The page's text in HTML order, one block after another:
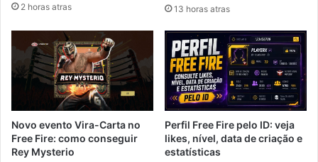
2 horas atras 13 horas atras
Novo evento Vira-Carta no
Free Fire: como conseguir
Rey Mysterio
Perfil Free Fire pelo ID: veja
likes, nível, data de criação e
estatísticas